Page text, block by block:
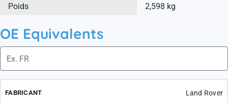
Poids
2,598 kg
OE Equivalents
Land Rover